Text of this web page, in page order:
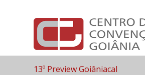
13º Preview Goiâniacal